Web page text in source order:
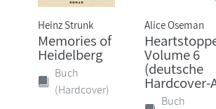
Heinz Strunk
Memories of
Heidelberg
Buch
(Hardcover)
Alice Oseman
Volume 6
(deutsche
Hardcover-
Buch